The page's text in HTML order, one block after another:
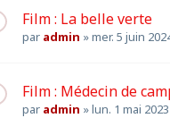
Film : La belle verte
par admin »mer. 5 juin
Film : Médecin de
par admin »lun. 1 mai